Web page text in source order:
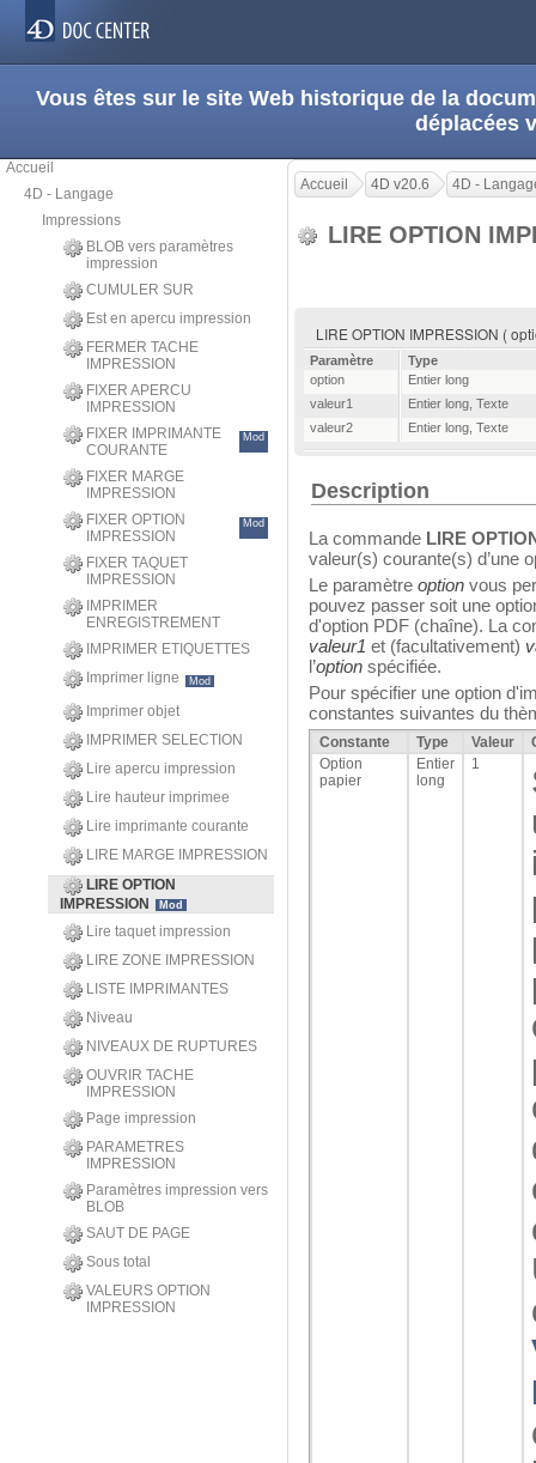
Vous êtes sur le site Web historique de la
déplacées
Accueil
4D - Langage
Impressions
BLOB vers paramètres
impression
CUMULER SUR
Est en apercu impression
FERMER TACHE
IMPRESSION
FIXER APERCU
IMPRESSION
FIXER IMPRIMANTE
COURANTE
Mod
FIXER MARGE
IMPRESSION
FIXER OPTION
IMPRESSION
Mod
FIXER TAQUET
IMPRESSION
IMPRIMER
ENREGISTREMENT
IMPRIMER ETIQUETTES
Imprimer ligne
Mod
Imprimer objet
IMPRIMER SELECTION
Lire apercu impression
Lire hauteur imprimee
Lire imprimante courante
LIRE MARGE IMPRESSION
LIRE OPTION
IMPRESSION
Mod
Lire taquet impression
LIRE ZONE IMPRESSION
LISTE IMPRIMANTES
Niveau
NIVEAUX DE RUPTURES
OUVRIR TACHE
IMPRESSION
Page impression
PARAMETRES
IMPRESSION
Paramètres impression vers
BLOB
SAUT DE PAGE
Sous total
VALEURS OPTION
IMPRESSION
Accueil 4D v20.6 4D -
LIRE OPTION
LIRE OPTION IMPRESSION (
Paramètre
Type
option
Entier long
valeur1
Entier long Texte
valeur2
Entier long Texte
Description
La commande LIRE
valeur(s) courante(s) d’une
Le paramètre option vous
pouvez passer soit une
d'option PDF (chaîne). La
valeur1 et (facultativement)
l’option spécifiée.
Pour spécifier une option
constantes suivantes du
Constante Type Valeur
Option
papier
Entier
long
1